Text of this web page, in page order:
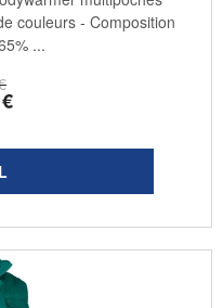
€
couleurs - Composition
...